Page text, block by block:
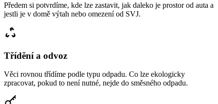
Předem si potvrdíme, kde lze zastavit, jak daleko je prostor od auta a
jestli je v domě výtah nebo omezení od SVJ.
Třídění a odvoz
Věci rovnou třídíme podle typu odpadu. Co lze ekologicky
zpracovat, pokud to není nutné, nejde do směsného odpadu.